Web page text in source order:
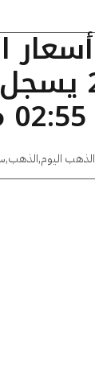
اليوم,الذهب,